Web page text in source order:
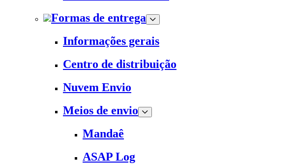
Formas de entrega
Informações gerais
Centro de distribuição
Nuvem Envio
Meios de envio
Mandaê
ASAP Log